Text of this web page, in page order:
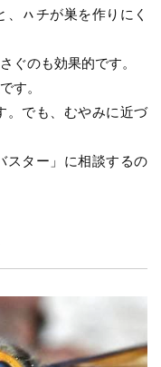
ㇵチが巣を作りにく
ぐのも効果的です。
す。
。でも、むやみに近づ
スター」に相談するの